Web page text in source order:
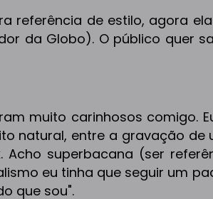
referência de estilo, agora
da Globo). O público quer
muito carinhosos comigo.
natural, entre a gravação de
superbacana (ser
eu tinha que seguir um
que sou".